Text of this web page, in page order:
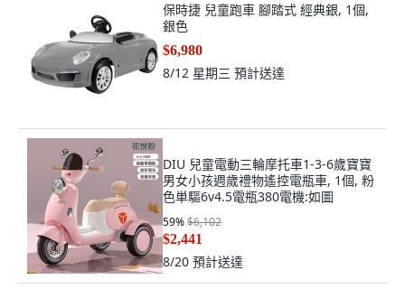
保時捷 兒童跑車 腳踏式 經典銀, 1個,
銀色
$6,980
8/12 星期三 預計送達
DIU 兒童電動三輪摩托車1-3-6歲寶寶
男女小孩週歲禮物遙控電瓶車, 1個, 粉
色単驅6v4.5電瓶380電機:如圖
59%$6,102
$2,441
8/20 預計送達